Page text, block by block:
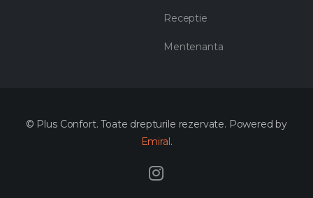
Receptie
Mentenanta
© Plus Confort. Toate drepturile rezervate. Powered by
Emiral.